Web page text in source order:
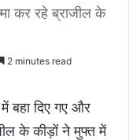
कर रहे ब्राजील के
2 minutes read
बहा दिए गए और
के कीड़ों ने मुफ्त में